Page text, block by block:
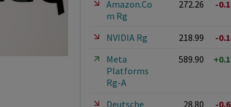
Amazon.Co
m Rg
272.26 -
NVIDIA Rg 218.99
-
Meta
Platforms
Rg-A
589.90
Deutsche
28.80 -